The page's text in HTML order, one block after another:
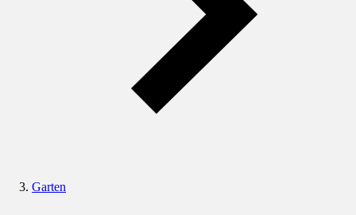
Garten